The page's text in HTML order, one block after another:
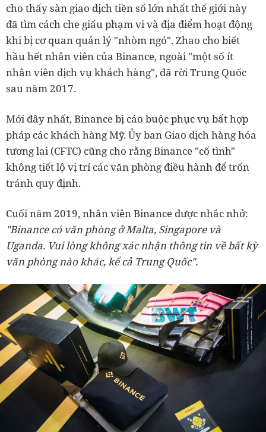
cho thấy sàn giao dịch tiền số lớn nhất thế giới này
đã tìm cách che giấu phạm vi và địa điểm hoạt động
khi bị cơ quan quản lý "nhòm ngó". Zhao cho biết
hầu hết nhân viên của Binance, ngoài "một số ít
nhân viên dịch vụ khách hàng", đã rời Trung Quốc
sau năm 2017.
Mới đây nhất, Binance bị cáo buộc phục vụ bất hợp
pháp các khách hàng Mỹ. Ủy ban Giao dịch hàng hóa
tương lai (CFTC) cũng cho rằng Binance "cố tình"
không tiết lộ vị trí các văn phòng điều hành để trốn
tránh quy định.
Cuối năm 2019, nhân viên Binance được nhắc nhở:
"Binance có văn phòng ở Malta, Singapore và
Uganda. Vui lòng không xác nhận thông tin về bất kỳ
văn phòng nào khác, kể cả Trung Quốc".